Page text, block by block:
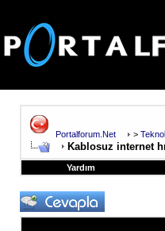
Portalforum.Net >
Kablosuz internet
Yardım